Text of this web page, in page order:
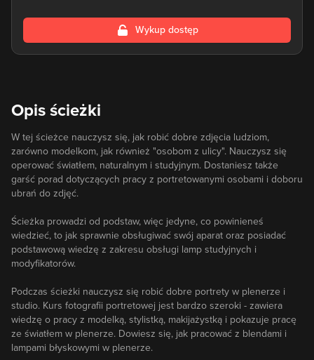
Opis ścieżki
W tej ścieżce nauczysz się, jak robić dobre zdjęcia ludziom,
zarówno modelkom, jak również "osobom z ulicy". Nauczysz się
operować światłem, naturalnym i studyjnym. Dostaniesz także
garść porad dotyczących pracy z portretowanymi osobami i doboru
ubrań do zdjęć.
Ścieżka prowadzi od podstaw, więc jedyne, co powinieneś
wiedzieć, to jak sprawnie obsługiwać swój aparat oraz posiadać
podstawową wiedzę z zakresu obsługi lamp studyjnych i
modyfikatorów.
Podczas ścieżki nauczysz się robić dobre portrety w plenerze i
studio. Kurs fotografii portretowej jest bardzo szeroki - zawiera
wiedzę o pracy z modelką, stylistką, makijażystką i pokazuje pracę
ze światłem w plenerze. Dowiesz się, jak pracować z blendami i
lampami błyskowymi w plenerze.
Wykup dostęp